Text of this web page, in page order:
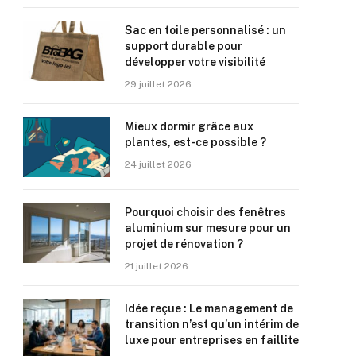
Sac en toile personnalisé : un
support durable pour
développer votre visibilité
29 juillet 2026
Mieux dormir grâce aux
plantes, est-ce possible ?
24 juillet 2026
Pourquoi choisir des fenêtres
aluminium sur mesure pour un
projet de rénovation ?
21 juillet 2026
Idée reçue : Le management de
transition n’est qu’un intérim de
luxe pour entreprises en faillite